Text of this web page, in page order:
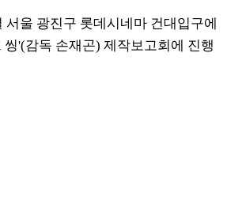
서울 광진구 롯데시네마 건대입구에
씽'(감독 손재곤) 제작보고회에 진행